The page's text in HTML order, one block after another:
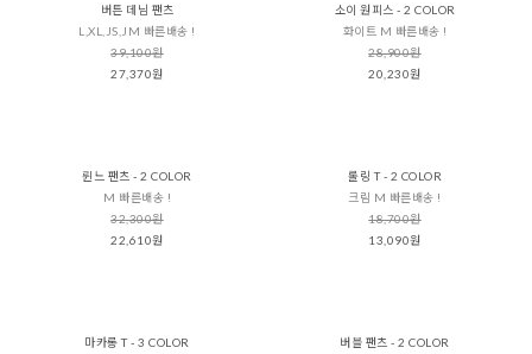
버튼 데님 팬츠
L,XL,JS,JM 빠른배송 !
39,100원
27,370원
소이 원피스 - 2 COLOR
화이트 M 빠른배송 !
28,900원
20,230원
륀느 팬츠 - 2 COLOR
M 빠른배송 !
32,300원
22,610원
롤링 T - 2 COLOR
크림 M 빠른배송 !
18,700원
13,090원
마카롱 T - 3 COLOR
버블 팬츠 - 2 COLOR